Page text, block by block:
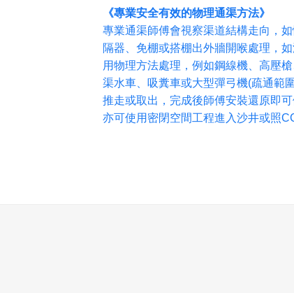
《專業安全有效的物理通渠方法》
專業通渠師傅會視察渠道結構走向，
隔器、免棚或搭棚出外牆開喉處理，
用物理方法處理，例如鋼線機、高壓
渠水車、吸糞車或大型彈弓機(疏通範
推走或取出，完成後師傅安裝還原即可
亦可使用密閉空間工程進入沙井或照